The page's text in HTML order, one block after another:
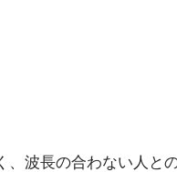
波長の合わない人と